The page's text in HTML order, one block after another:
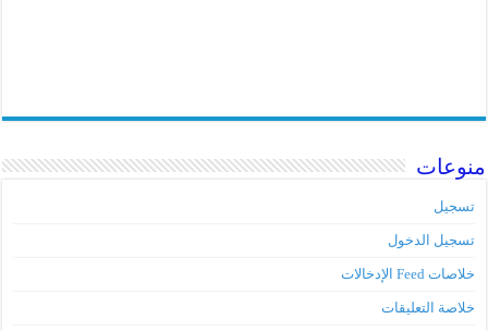
منوعات
تسجيل
تسجيل الدخول
خلاصات Feed الإدخالات
خلاصة التعليقات